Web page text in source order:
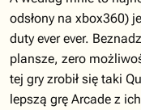
odsłony na xbox360)
duty ever ever.
plansze, zero
tej gry zrobił się taki
lepszą grę Arcade z